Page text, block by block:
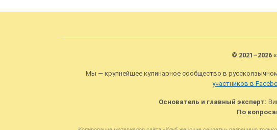
© 2021–2026
Мы — крупнейшее кулинарное сообщество в
участников в
Основатель и главный эксперт:
По